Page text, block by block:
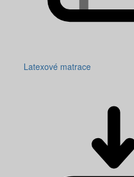
Latexové matrace